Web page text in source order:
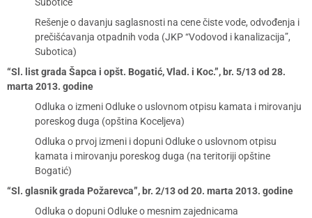
Rešenje o davanju saglasnosti na cene čiste vode, odvođenja i
prečišćavanja otpadnih voda (JKP “Vodovod i kanalizacija”,
Subotica)
“Sl. list grada Šapca i opšt. Bogatić, Vlad. i Koc.”, br. 5/13 od 28.
marta 2013. godine
Odluka o izmeni Odluke o uslovnom otpisu kamata i mirovanju
poreskog duga (opština Koceljeva)
Odluka o prvoj izmeni i dopuni Odluke o uslovnom otpisu
kamata i mirovanju poreskog duga (na teritoriji opštine
Bogatić)
“Sl. glasnik grada Požarevca”, br. 2/13 od 20. marta 2013. godine
Odluka o dopuni Odluke o mesnim zajednicama